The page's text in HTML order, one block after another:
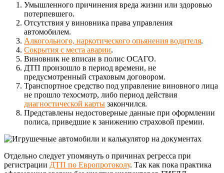
Умышленного причинения вреда жизни или здоровью
потерпевшего.
Отсутствия у виновника права управления
автомобилем.
Алкогольного, наркотического опьянения водителя.
Сокрытия с места аварии.
Виновник не вписан в полис ОСАГО.
ДТП произошло в период времени, не
предусмотренный страховым договором.
Транспортное средство под управление виновного лица
не прошло техосмотр, либо период действия
диагностической карты закончился.
Представлены недостоверные данные при оформлении
полиса, приведшие к занижению страховой премии.
Отдельно следует упомянуть о причинах регресса при
регистрации ДТП по Европротоколу. Так как пока практика